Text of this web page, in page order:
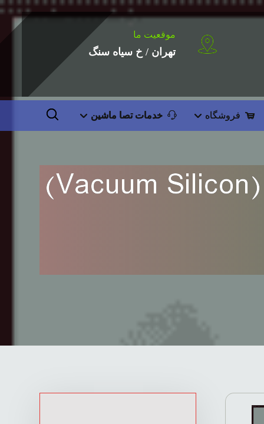
موقعیت ما
تهران / خ سیاه سنگ
فروشگاه خدمات تصا ماشین
راهنمای جامع انتخاب و کاربرد سیلیکون وکیوم (Vacuum Silicon)